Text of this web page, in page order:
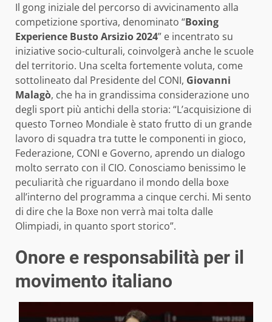
Il gong iniziale del percorso di avvicinamento alla
competizione sportiva, denominato “Boxing
Experience Busto Arsizio 2024” e incentrato su
iniziative socio-culturali, coinvolgerà anche le scuole
del territorio. Una scelta fortemente voluta, come
sottolineato dal Presidente del CONI, Giovanni
Malagò, che ha in grandissima considerazione uno
degli sport più antichi della storia: “L’acquisizione di
questo Torneo Mondiale è stato frutto di un grande
lavoro di squadra tra tutte le componenti in gioco,
Federazione, CONI e Governo, aprendo un dialogo
molto serrato con il CIO. Conosciamo benissimo le
peculiarità che riguardano il mondo della boxe
all’interno del programma a cinque cerchi. Mi sento
di dire che la Boxe non verrà mai tolta dalle
Olimpiadi, in quanto sport storico”.
Onore e responsabilità per il
movimento italiano